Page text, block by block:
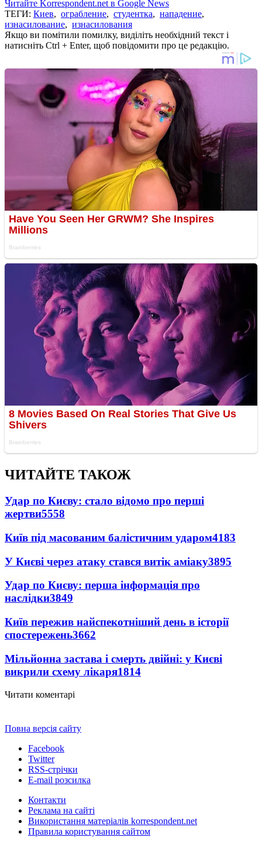
Читайте Korrespondent.net в Google News
ТЕГИ: Киев, ограбление, студентка, нападение,
изнасилование, изнасилования
Якщо ви помітили помилку, виділіть необхідний текст і
натисніть Ctrl + Enter, щоб повідомити про це редакцію.
ЧИТАЙТЕ ТАКОЖ
Удар по Києву: стало відомо про перші
жертви5558
Київ під масованим балістичним ударом4183
У Києві через атаку стався витік аміаку3895
Удар по Києву: перша інформація про
наслідки3849
Київ пережив найспекотніший день в історії
спостережень3662
Мільйонна застава і смерть двійні: у Києві
викрили схему лікаря1814
Читати коментарі
Повна версія сайту
Facebook
Twitter
RSS-стрічки
E-mail розсилка
Контакти
Реклама на сайті
Використання матеріалів korrespondent.net
Правила користування сайтом